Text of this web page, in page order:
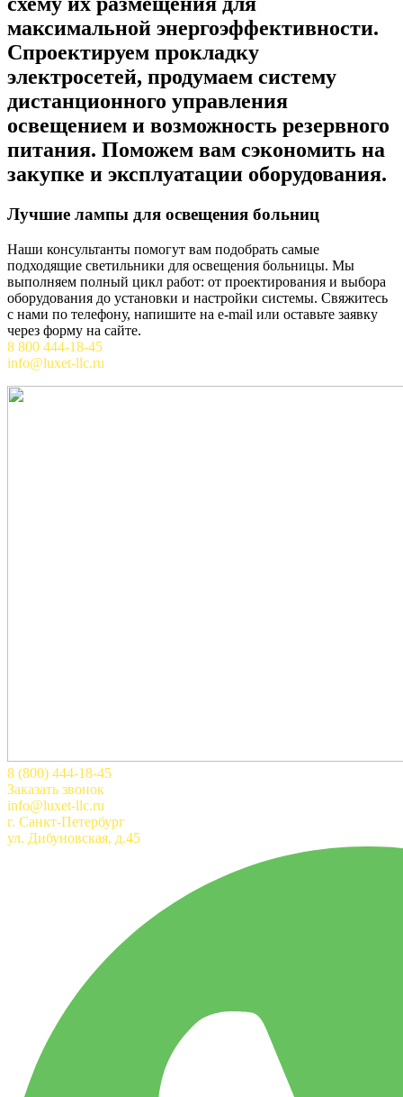
максимальной энергоэффективности.
Спроектируем прокладку
электросетей, продумаем систему
дистанционного управления
освещением и возможность резервного
питания. Поможем вам сэкономить на
закупке и эксплуатации оборудования.
Лучшие лампы для освещения больниц
Наши консультанты помогут вам подобрать самые
подходящие светильники для освещения больницы. Мы
выполняем полный цикл работ: от проектирования и выбора
оборудования до установки и настройки системы. Свяжитесь
с нами по телефону, напишите на e-mail или оставьте заявку
через форму на сайте.
8 800 444-18-45
info@luxet-llc.ru
8 (800) 444-18-45
Заказать звонок
info@luxet-llc.ru
г. Санкт-Петербург
ул. Дибуновская, д.45